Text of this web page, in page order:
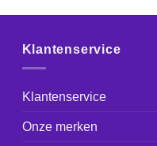
Klantenservice
Klantenservice
Onze merken